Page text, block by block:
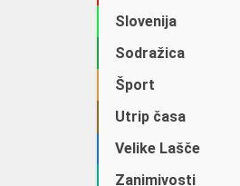
Slovenija
Sodražica
Šport
Utrip časa
Velike Lašče
Zanimivosti